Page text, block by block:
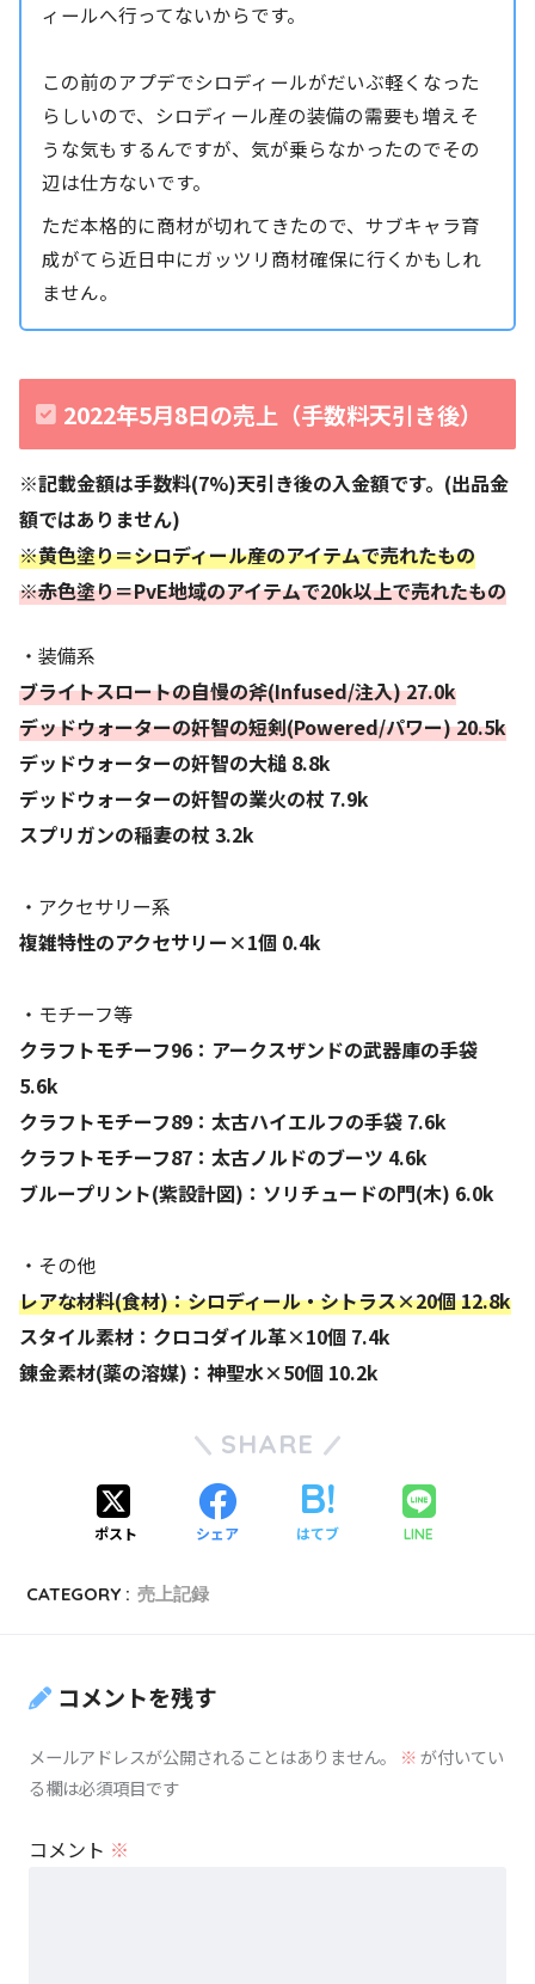
ィールへ行ってないからです。
この前のアプデでシロディールがだいぶ軽くなった
らしいので、シロディール産の装備の需要も増えそ
うな気もするんですが、気が乗らなかったのでその
辺は仕方ないです。
ただ本格的に商材が切れてきたので、サブキャラ育
成がてら近日中にガッツリ商材確保に行くかもしれ
ません。
2022年5月8日の売上（手数料天引き後）
※記載金額は手数料(7%)天引き後の入金額です。(出品金
額ではありません)
※黄色塗り＝シロディール産のアイテムで売れたもの
※赤色塗り＝PvE地域のアイテムで20k以上で売れたもの
・装備系
ブライトスロートの自慢の斧(Infused/注入) 27.0k
デッドウォーターの奸智の短剣(Powered/パワー) 20.5k
デッドウォーターの奸智の大槌 8.8k
デッドウォーターの奸智の業火の杖 7.9k
スプリガンの稲妻の杖 3.2k
・アクセサリー系
複雑特性のアクセサリー×1個 0.4k
・モチーフ等
クラフトモチーフ96：アークスザンドの武器庫の手袋
5.6k
クラフトモチーフ89：太古ハイエルフの手袋 7.6k
クラフトモチーフ87：太古ノルドのブーツ 4.6k
ブループリント(紫設計図)：ソリチュードの門(木) 6.0k
・その他
レアな材料(食材)：シロディール・シトラス×20個 12.8k
スタイル素材：クロコダイル革×10個 7.4k
錬金素材(薬の溶媒)：神聖水×50個 10.2k
SHARE
ポスト シェア はてブ LINE
CATEGORY : 売上記録
コメントを残す
メールアドレスが公開されることはありません。 ※が付いてい
る欄は必須項目です
コメント ※